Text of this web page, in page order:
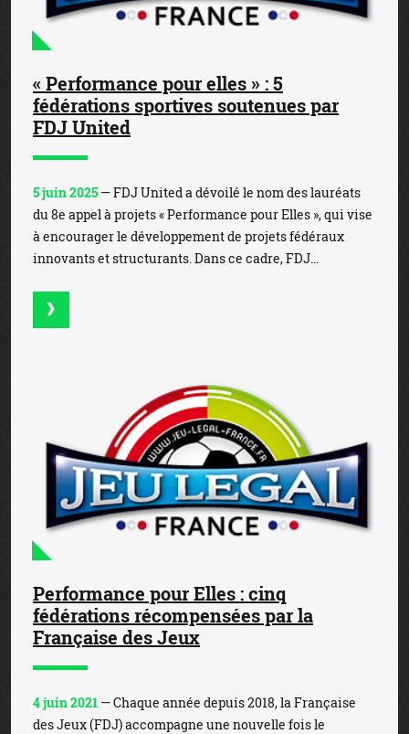
« Performance pour elles » : 5
fédérations sportives soutenues par
FDJ United
5 juin 2025 — FDJ United a dévoilé le nom des lauréats
du 8e appel à projets « Performance pour Elles », qui vise
à encourager le développement de projets fédéraux
innovants et structurants. Dans ce cadre, FDJ...
Performance pour Elles : cinq
fédérations récompensées par la
Française des Jeux
4 juin 2021 — Chaque année depuis 2018, la Française
des Jeux (FDJ) accompagne une nouvelle fois le